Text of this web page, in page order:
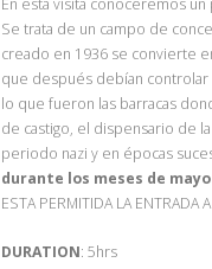
En esta visita conoceremos
Se trata de un campo de
creado en 1936 se convierte
que después debían
lo que fueron las barracas
de castigo, el dispensario de
periodo nazi y en épocas
durante los meses de
ESTA PERMITIDA LA ENTRADA
DURATION: 5hrs